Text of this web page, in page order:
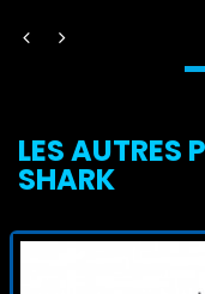
LES AUTRES
SHARK